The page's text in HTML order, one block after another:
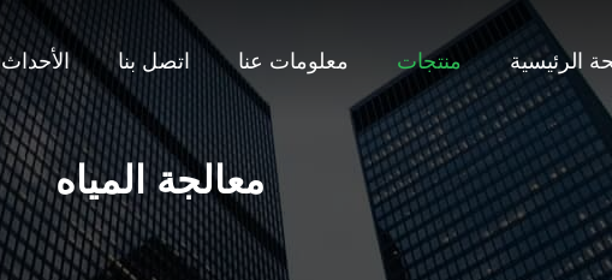
الرئيسية منتجات معلومات عنا اتصل بنا الأحداث
معالجة المياه